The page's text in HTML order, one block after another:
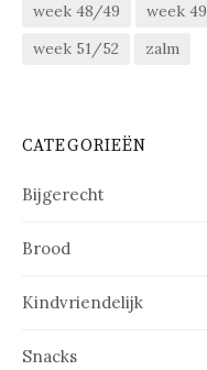
week 48/49
week 49
week 51/52
zalm
CATEGORIEËN
Bijgerecht
Brood
Kindvriendelijk
Snacks